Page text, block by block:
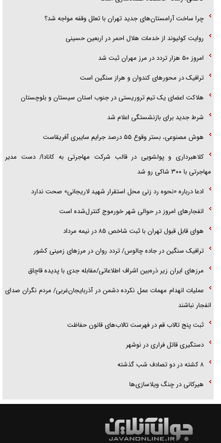
چرا ساخت آرامستان‌های جدید تهران با تعلل وقفه مواجه شد؟
روایت کولیوند از خدمات هلال احمر در اربعین حسینی
امروز ۵۰ هزار تردد در مرز مهران ثبت شد
ترافیک در محور‌های کندوان و هراز سنگین است
هلاکت اعضای یک تیم تروریستی در جنوب استان سیستان و بلوچستان
شرط جدید برای بازنشستگی اعلام شد
هوش مصنوعی، بستر وقوع ۵۵ درصد جرایم سایبری آفریقاست
کلاهبرداری و پولشویی در قالب شرکت مهاجرتی به کانادا/ دست مدیر
مهاجرتی با ۳۰۰ شاکی رو شد
ادعا درباره «نحوه رد زنی محل استقرار شهید لاریجانی» صحت ندارد
انفجار‌های امروز در حوالی شهر خورموج کنترل‌شده است
هوای قابل قبول تهران با ثبت شاخص ۸۵ در نیمه مرداد
ترافیک سنگین در جاده چالوس/ تردد روان در مرز‌های زمینی کشور
مرز‌های ایران زیر ذره‌بین اشراف اطلاعاتی/مقابله جدی با پدیده قاچاق
عملیات انهدام مهمات عمل نکرده دشمن در آذربایجان‌غربی/ مردم نگران صدای
انفجار نباشند
ثبت پنج تالاب قم در فهرست تالاب‌های قانون حفاظت
دستگیری قاتل فراری در نوشهر
۸ کشته در دو تصادف شب گذشته
هیرکانی در چنگ ویلاسازی‌ها